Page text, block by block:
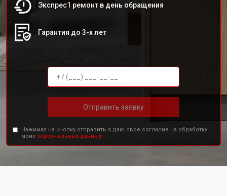
Экспрес1 ремонт в день обращения
Гарантия до 3-х лет
Отправить заявку
Нажимая на кнопку отправить я даю свое согласие на обработку
моих персональных данных.